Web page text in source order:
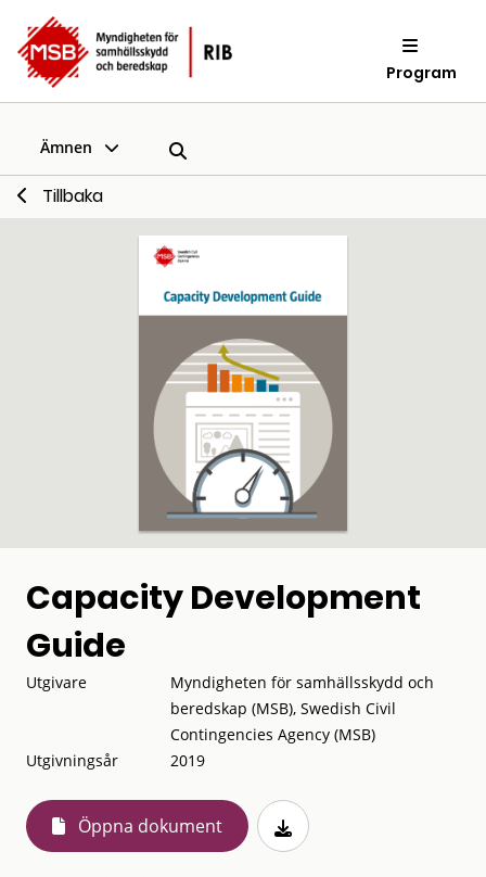
Program
Ämnen
Tillbaka
Capacity Development
Guide
Utgivare
Myndigheten för samhällsskydd och
beredskap (MSB), Swedish Civil
Contingencies Agency (MSB)
Utgivningsår
2019
Öppna dokument